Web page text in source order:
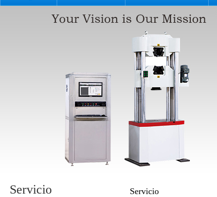
Servicio Servicio